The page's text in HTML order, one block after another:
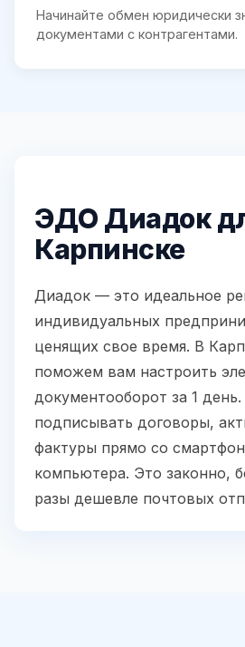
Начинайте обмен юридически
документами с контрагентами.
ЭДО Диадок
Карпинске
Диадок — это идеальное
индивидуальных
ценящих свое время. В
поможем вам настроить
документооборот за 1
подписывать договоры,
фактуры прямо со
компьютера. Это законно,
разы дешевле почтовых